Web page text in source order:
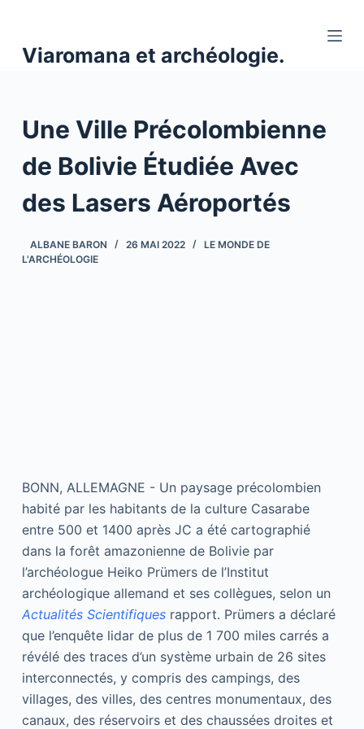
u
o
Viaromana et archéologie.
Une Ville Précolombienne
de Bolivie Étudiée Avec
des Lasers Aéroportés
ALBANE BARON 26 MAI 2022
LE MONDE DE
L'ARCHÉOLOGIE
BONN, ALLEMAGNE - Un paysage précolombien
habité par les habitants de la culture Casarabe
entre 500 et 1400 après JC a été cartographié
dans la forêt amazonienne de Bolivie par
l’archéologue Heiko Prümers de l’Institut
archéologique allemand et ses collègues, selon un
Actualités Scientifiquesrapport. Prümers a déclaré
que l’enquête lidar de plus de 1 700 miles carrés a
révélé des traces d’un système urbain de 26 sites
interconnectés, y compris des campings, des
villages, des villes, des centres monumentaux, des
canaux, des réservoirs et des chaussées droites et